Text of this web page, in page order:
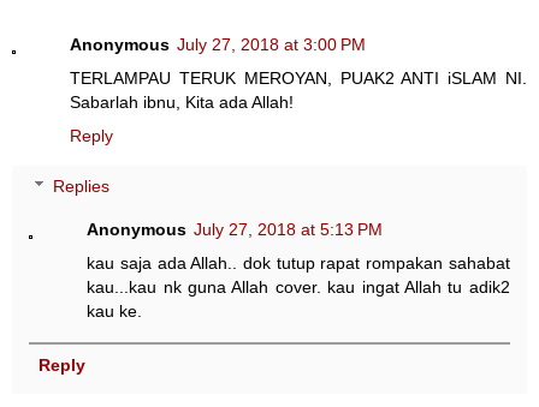
Anonymous July 27, 2018 at 3:00 PM
TERLAMPAU TERUK MEROYAN, PUAK2 ANTI iSLAM NI.
Sabarlah ibnu, Kita ada Allah!
Reply
Replies
Anonymous July 27, 2018 at 5:13 PM
kau saja ada Allah.. dok tutup rapat rompakan sahabat
kau...kau nk guna Allah cover. kau ingat Allah tu adik2
kau ke.
Reply